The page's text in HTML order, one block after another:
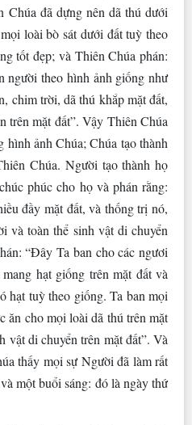
Chúa đã dựng nên dã thú dưới
loài bò sát dưới đất tuỳ theo
tốt đẹp; và Thiên Chúa phán:
người theo hình ảnh giống như
chim trời, dã thú khắp mặt đất,
trên mặt đất”. Vậy Thiên Chúa
hình ảnh Chúa; Chúa tạo thành
Chúa. Người tạo thành họ
phúc cho họ và phán rằng:
đầy mặt đất, và thống trị nó,
và toàn thể sinh vật di chuyển
“Ðây Ta ban cho các ngươi
hạt giống trên mặt đất và
hạt tuỳ theo giống. Ta ban mọi
ăn cho mọi loài dã thú trên mặt
vật di chuyển trên mặt đất”. Và
thấy mọi sự Người đã làm rất
một buổi sáng: đó là ngày thứ